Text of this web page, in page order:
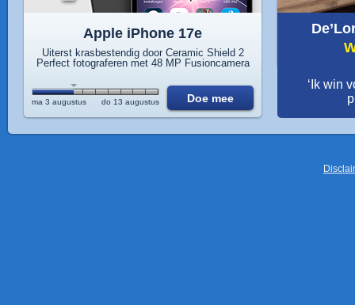
Apple iPhone 17e
Uiterst krasbestendig door Ceramic Shield 2
Perfect fotograferen met 48 MP Fusioncamera
ma 3 augustus do 13 augustus Doe mee
‘Ik win